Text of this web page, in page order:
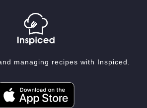
managing recipes with Inspiced.